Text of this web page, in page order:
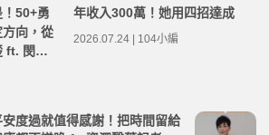
50+勇
向，從
ft. 閔其
用 AI
年收入300萬！她用四招達成
2026.07.24 | 104小編
度過就值得感謝！把時間留給